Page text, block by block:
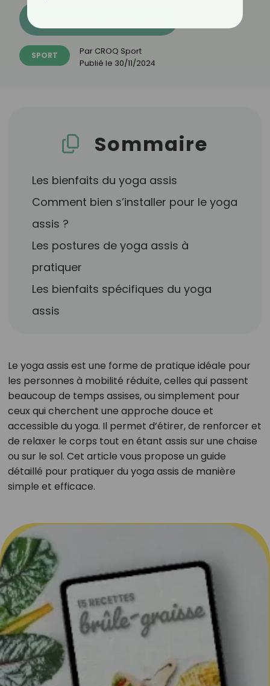
SPORT Par CROQ Sport
Publié le 30/11/2024
Sommaire
Les bienfaits du yoga assis
Comment bien s’installer pour le yoga
assis ?
Les postures de yoga assis à
pratiquer
Les bienfaits spécifiques du yoga
assis
Le yoga assis est une forme de pratique idéale pour
les personnes à mobilité réduite, celles qui passent
beaucoup de temps assises, ou simplement pour
ceux qui cherchent une approche douce et
accessible du yoga. Il permet d’étirer, de renforcer et
de relaxer le corps tout en étant assis sur une chaise
ou sur le sol. Cet article vous propose un guide
détaillé pour pratiquer du yoga assis de manière
simple et efficace.